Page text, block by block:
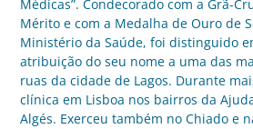
Médicas”. Condecorado com a Grã-
Mérito e com a Medalha de Ouro de
Ministério da Saúde, foi distinguido
atribuição do seu nome a uma das
ruas da cidade de Lagos. Durante
clínica em Lisboa nos bairros da
Algés. Exerceu também no Chiado e